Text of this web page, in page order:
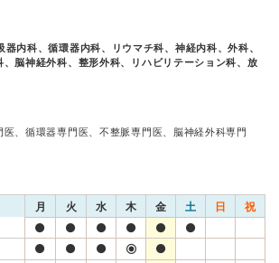
器内科、循環器内科、リウマチ科、神経内科、外科、
脳神経外科、整形外科、リハビリテーション科、放
、循環器専門医、不整脈専門医、脳神経外科専門
月 火 水 木 金 土 日 祝